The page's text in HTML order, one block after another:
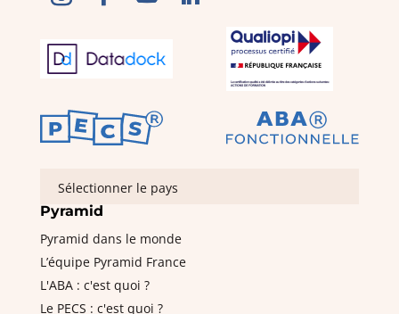
Sélectionner le pays
Pyramid
Pyramid dans le monde
L’équipe Pyramid France
L'ABA : c'est quoi ?
Le PECS : c'est quoi ?